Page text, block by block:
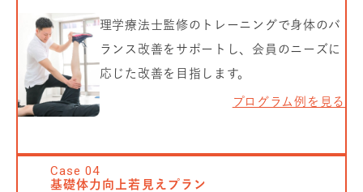
理学療法士監修のトレーニングで身体のバ
ランス改善をサポートし、会員のニーズに
応じた改善を目指します。
プログラム例を見る
Case04
基礎体力向上若見えプラン